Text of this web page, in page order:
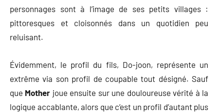
personnages sont à l’image de ses petits villages :
pittoresques et cloisonnés dans un quotidien peu
reluisant.
Évidemment, le profil du fils, Do-joon, représente un
extrême via son profil de coupable tout désigné. Sauf
que Mother joue ensuite sur une douloureuse vérité à la
logique accablante, alors que c’est un profil d’autant plus